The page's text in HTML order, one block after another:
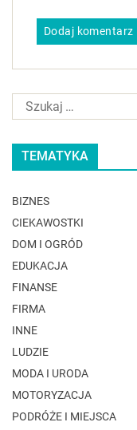
TEMATYKA
BIZNES
CIEKAWOSTKI
DOM I OGRÓD
EDUKACJA
FINANSE
FIRMA
INNE
LUDZIE
MODA I URODA
MOTORYZACJA
PODRÓŻE I MIEJSCA